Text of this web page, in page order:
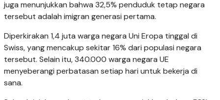
juga menunjukkan bahwa 32,5% penduduk tetap negara
tersebut adalah imigran generasi pertama.
Diperkirakan 1,4 juta warga negara Uni Eropa tinggal di
Swiss, yang mencakup sekitar 16% dari populasi negara
tersebut. Selain itu, 340.000 warga negara UE
menyeberangi perbatasan setiap hari untuk bekerja di
sana.